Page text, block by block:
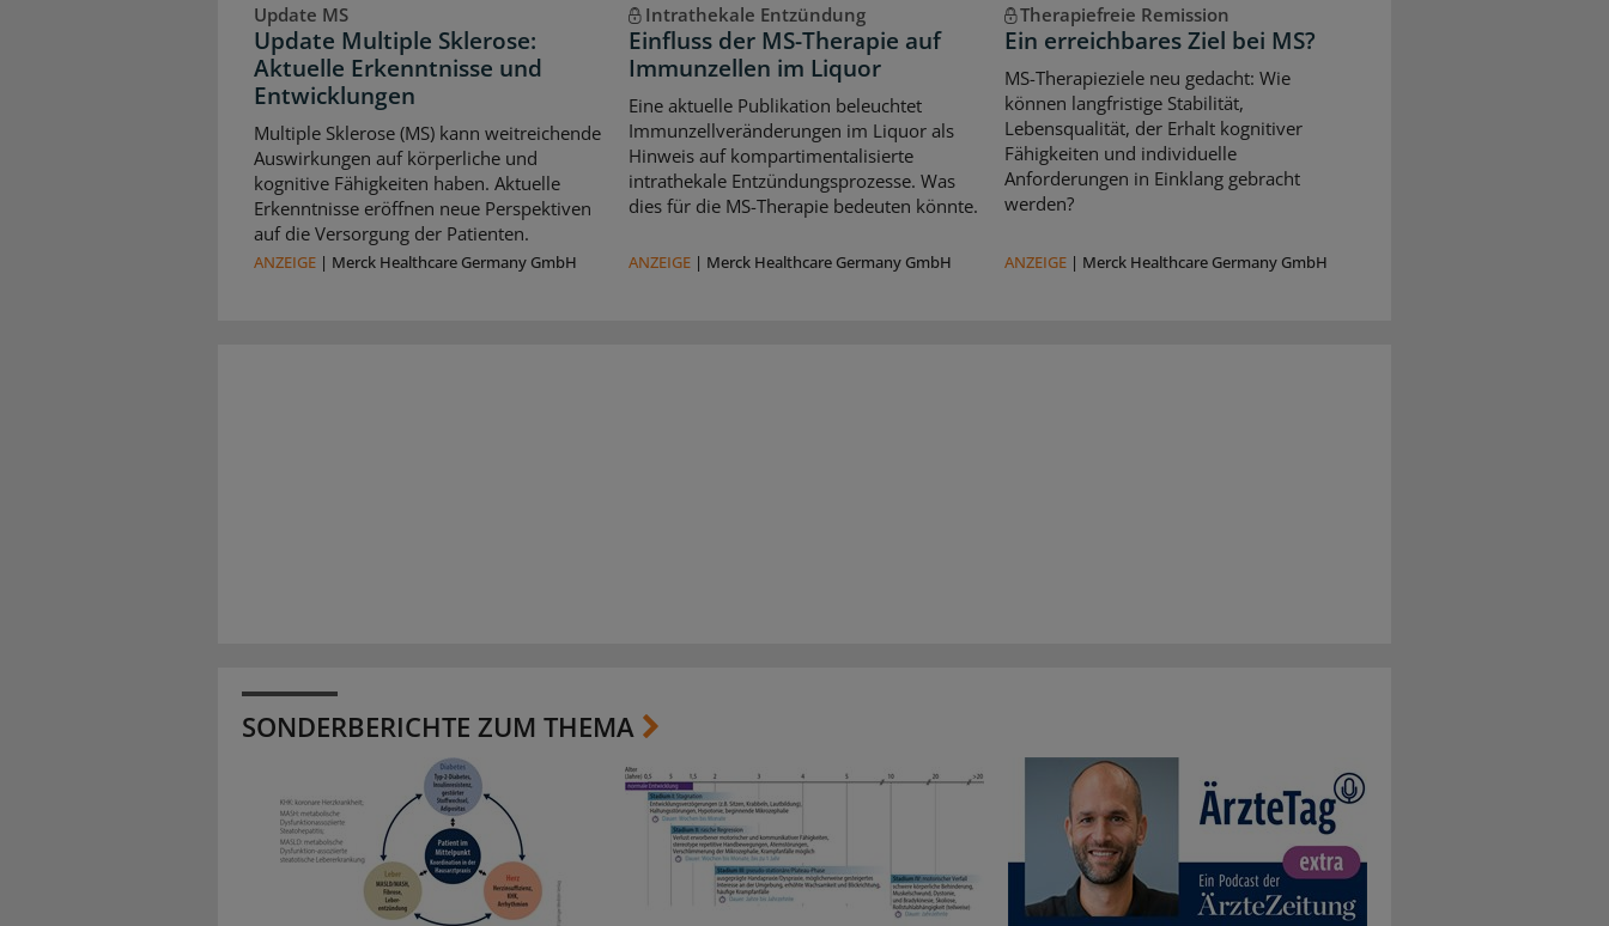
Update MS
Update Multiple Sklerose:
Aktuelle Erkenntnisse und
Entwicklungen
Multiple Sklerose (MS) kann weitreichende
Auswirkungen auf körperliche und
kognitive Fähigkeiten haben. Aktuelle
Erkenntnisse eröffnen neue Perspektiven
auf die Versorgung der Patienten.
ANZEIGE | Merck Healthcare Germany GmbH
Intrathekale Entzündung
Einfluss der MS-Therapie auf
Immunzellen im Liquor
Eine aktuelle Publikation beleuchtet
Immunzellveränderungen im Liquor als
Hinweis auf kompartimentalisierte
intrathekale Entzündungsprozesse. Was
dies für die MS-Therapie bedeuten könnte.
ANZEIGE | Merck Healthcare Germany GmbH
Therapiefreie Remission
Ein erreichbares Ziel bei MS?
MS-Therapieziele neu gedacht: Wie
können langfristige Stabilität,
Lebensqualität, der Erhalt kognitiver
Fähigkeiten und individuelle
Anforderungen in Einklang gebracht
werden?
ANZEIGE| Merck Healthcare Germany GmbH
SONDERBERICHTE ZUM THEMA